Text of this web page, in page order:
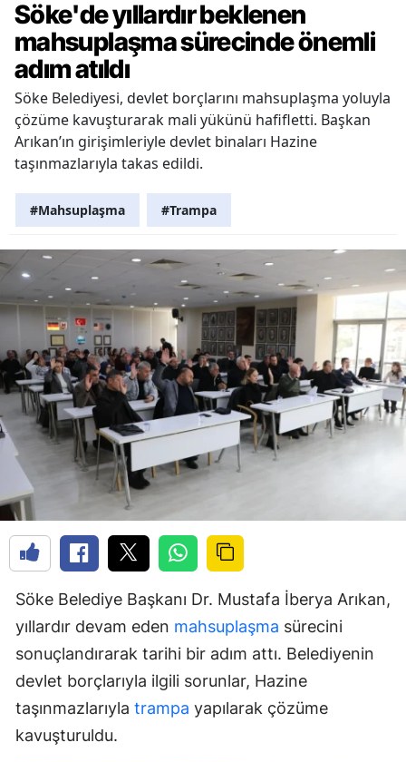
Söke'de yıllardır beklenen
mahsuplaşma sürecinde önemli
adım atıldı
Söke Belediyesi, devlet borçlarını mahsuplaşma yoluyla
çözüme kavuşturarak mali yükünü hafifletti. Başkan
Arıkan’ın girişimleriyle devlet binaları Hazine
taşınmazlarıyla takas edildi.
#Mahsuplaşma #Trampa
Söke Belediye Başkanı Dr. Mustafa İberya Arıkan,
yıllardır devam eden mahsuplaşma sürecini
sonuçlandırarak tarihi bir adım attı. Belediyenin
devlet borçlarıyla ilgili sorunlar, Hazine
taşınmazlarıyla trampa yapılarak çözüme
kavuşturuldu.